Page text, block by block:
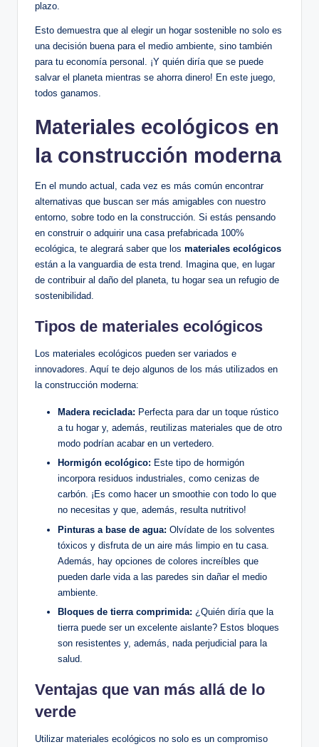
plazo.
Esto demuestra que al elegir un hogar sostenible no solo es
una decisión buena para el medio ambiente, sino también
para tu economía personal. ¡Y quién diría que se puede
salvar el planeta mientras se ahorra dinero! En este juego,
todos ganamos.
Materiales ecológicos en
la construcción moderna
En el mundo actual, cada vez es más común encontrar
alternativas que buscan ser más amigables con nuestro
entorno, sobre todo en la construcción. Si estás pensando
en construir o adquirir una casa prefabricada 100%
ecológica, te alegrará saber que los materiales ecológicos
están a la vanguardia de esta trend. Imagina que, en lugar
de contribuir al daño del planeta, tu hogar sea un refugio de
sostenibilidad.
Tipos de materiales ecológicos
Los materiales ecológicos pueden ser variados e
innovadores. Aquí te dejo algunos de los más utilizados en
la construcción moderna:
Madera reciclada: Perfecta para dar un toque rústico
a tu hogar y, además, reutilizas materiales que de otro
modo podrían acabar en un vertedero.
Hormigón ecológico: Este tipo de hormigón
incorpora residuos industriales, como cenizas de
carbón. ¡Es como hacer un smoothie con todo lo que
no necesitas y que, además, resulta nutritivo!
Pinturas a base de agua: Olvídate de los solventes
tóxicos y disfruta de un aire más limpio en tu casa.
Además, hay opciones de colores increíbles que
pueden darle vida a las paredes sin dañar el medio
ambiente.
Bloques de tierra comprimida: ¿Quién diría que la
tierra puede ser un excelente aislante? Estos bloques
son resistentes y, además, nada perjudicial para la
salud.
Ventajas que van más allá de lo
verde
Utilizar materiales ecológicos no solo es un compromiso